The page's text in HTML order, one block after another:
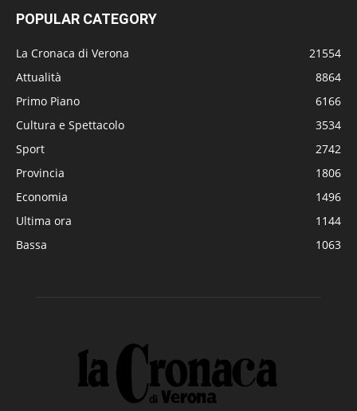
POPULAR CATEGORY
La Cronaca di Verona
21554
Attualità
8864
Primo Piano
6166
Cultura e Spettacolo
3534
Sport
2742
Provincia
1806
Economia
1496
Ultima ora
1144
Bassa
1063